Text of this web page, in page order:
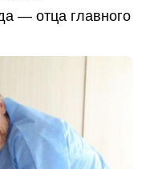
— отца главного